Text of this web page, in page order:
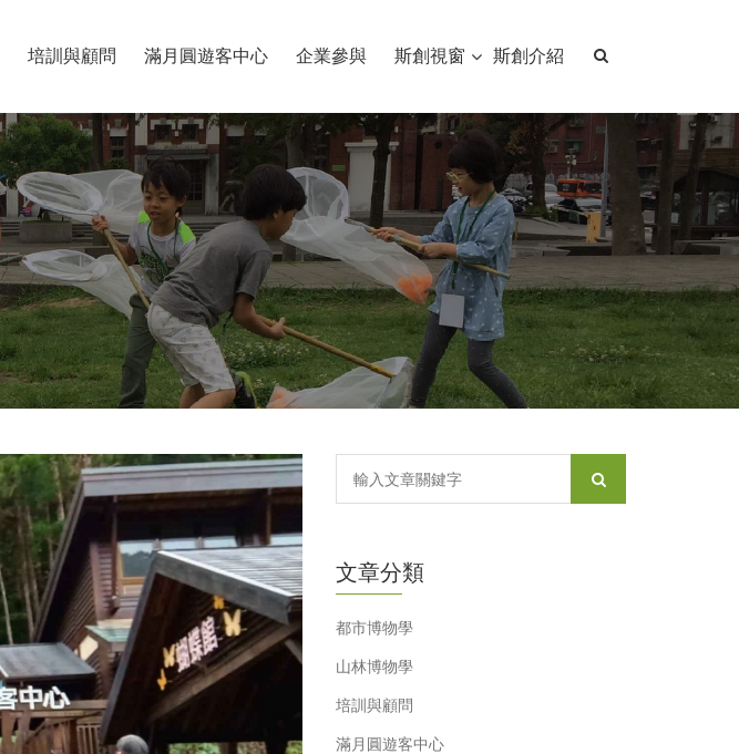
培訓與顧問 滿月圓遊客中心 企業參與 斯創視窗 斯創介紹
文章分類
都市博物學
山林博物學
培訓與顧問
滿月圓遊客中心